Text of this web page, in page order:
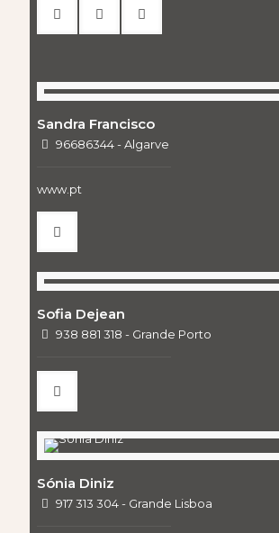
Sandra Francisco
96686344 - Algarve
www.pt
Sofia Dejean
938 881 318 - Grande Porto
Sónia Diniz
917 313 304 - Grande Lisboa